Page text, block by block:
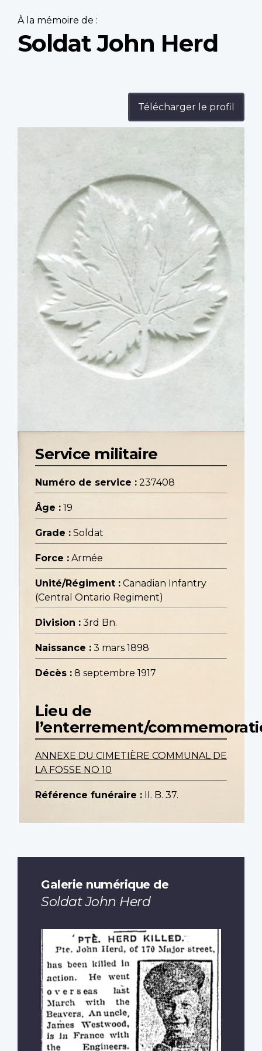
À la mémoire de :
Soldat John Herd
Télécharger le profil
Service militaire
Numéro de service : 237408
Âge : 19
Grade : Soldat
Force : Armée
Unité/Régiment : Canadian Infantry
(Central Ontario Regiment)
Division : 3rd Bn.
Naissance : 3 mars 1898
Décès : 8 septembre 1917
Lieu de
l’enterrement/
ANNEXE DU CIMETIÈRE COMMUNAL DE
LA FOSSE NO 10
Référence funéraire : II. B. 37.
Galerie numérique de
Soldat John Herd